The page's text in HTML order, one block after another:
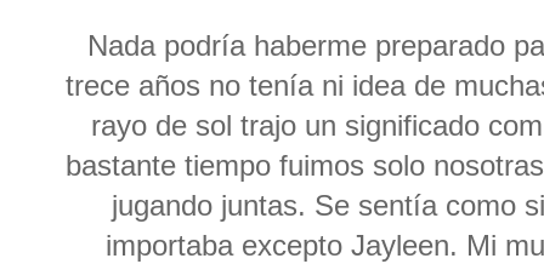
Nada podría haberme preparado
trece años no tenía ni idea de
rayo de sol trajo un significado
bastante tiempo fuimos solo
jugando juntas. Se sentía como
importaba excepto Jayleen. Mi